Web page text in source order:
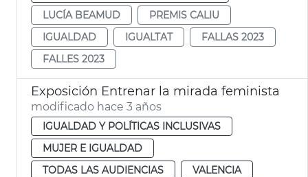
LUCÍA BEAMUD
PREMIS CALIU
IGUALDAD
IGUALTAT
FALLAS 2023
FALLES 2023
Exposición Entrenar la mirada feminista
modificado hace 3 años
IGUALDAD Y POLÍTICAS INCLUSIVAS
MUJER E IGUALDAD
TODAS LAS AUDIENCIAS
VALENCIA